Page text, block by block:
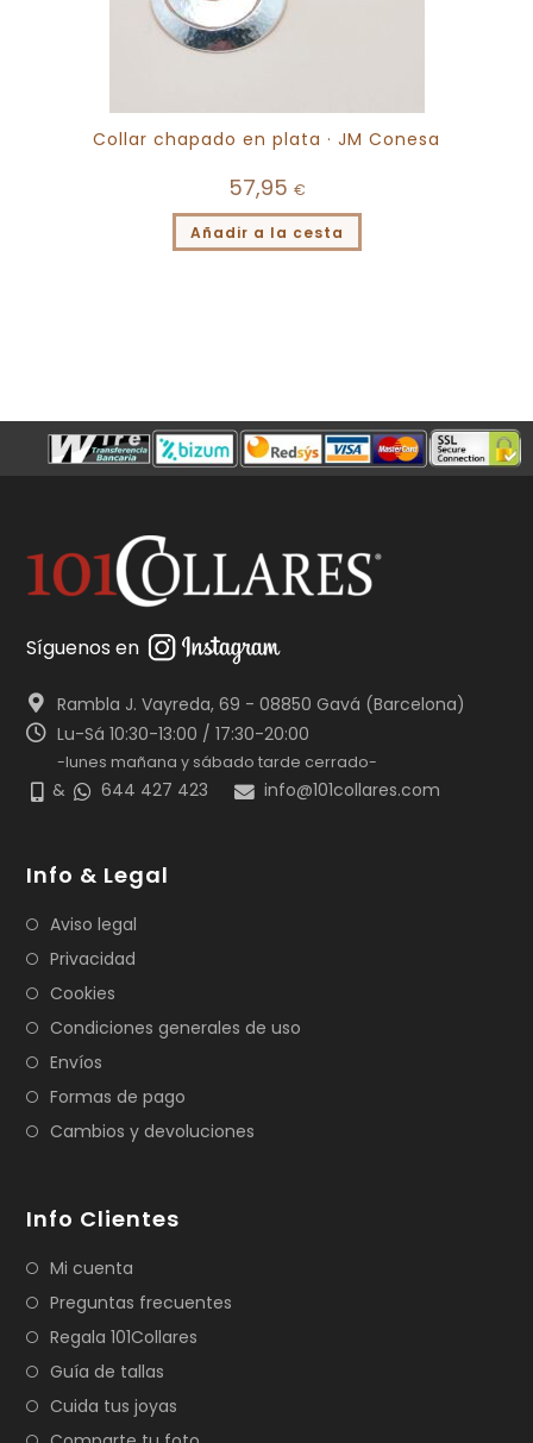
Collar chapado en plata · JM Conesa
57,95 €
Añadir a la cesta
Síguenos en
Rambla J. Vayreda, 69 - 08850 Gavá (Barcelona)
Lu-Sá 10:30-13:00 / 17:30-20:00
-lunes mañana y sábado tarde cerrado-
& 644 427 423 info@101collares.com
Info & Legal
Aviso legal
Privacidad
Cookies
Condiciones generales de uso
Envíos
Formas de pago
Cambios y devoluciones
Info Clientes
Mi cuenta
Preguntas frecuentes
Regala 101Collares
Guía de tallas
Cuida tus joyas